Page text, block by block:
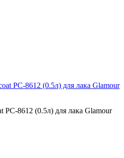
PC-8612 (0.5л) для лака Glamour